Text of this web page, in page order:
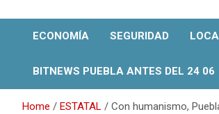
ECONOMÍA SEGURIDAD
BITNEWS PUEBLA ANTES DEL 24 06
Home ESTATAL Con humanismo,